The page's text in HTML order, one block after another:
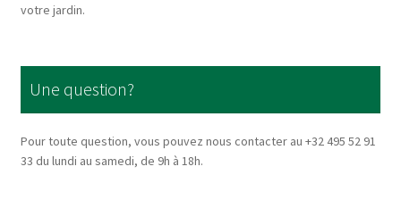
votre jardin.
Une question?
Pour toute question, vous pouvez nous contacter au +32 495 52 91
33 du lundi au samedi, de 9h à 18h.